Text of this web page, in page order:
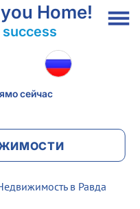
Home!
сейчас
в Равда